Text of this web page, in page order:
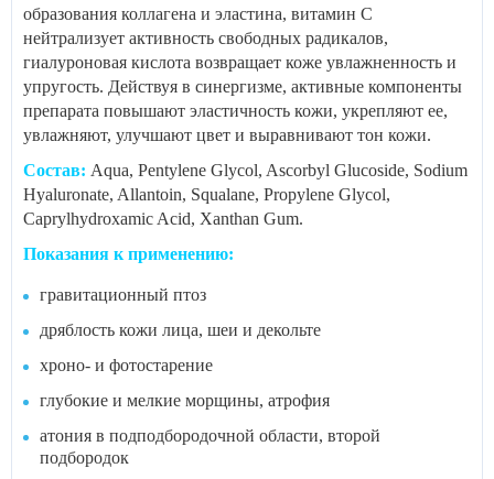
образования коллагена и эластина, витамин С
нейтрализует активность свободных радикалов,
гиалуроновая кислота возвращает коже увлажненность и
упругость. Действуя в синергизме, активные компоненты
препарата повышают эластичность кожи, укрепляют ее,
увлажняют, улучшают цвет и выравнивают тон кожи.
Состав: Aqua, Pentylene Glycol, Ascorbyl Glucoside, Sodium
Hyaluronate, Allantoin, Squalane, Propylene Glycol,
Caprylhydroxamic Acid, Xanthan Gum.
Показания к применению:
гравитационный птоз
дряблость кожи лица, шеи и декольте
хроно- и фотостарение
глубокие и мелкие морщины, атрофия
атония в подподбородочной области, второй
подбородок